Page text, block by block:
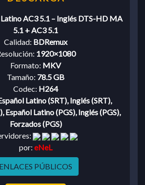
AC3 5.1 – Inglés DTS-HD MA
5.1 + AC3 5.1
Calidad: BDRemux
1920×1080
Formato: MKV
Tamaño: 78.5 GB
Codec: H264
Latino (SRT), Inglés (SRT),
Español Latino (PGS), Inglés (PGS),
Forzados (PGS)
por: eNeL
ENLACES PÚBLICOS